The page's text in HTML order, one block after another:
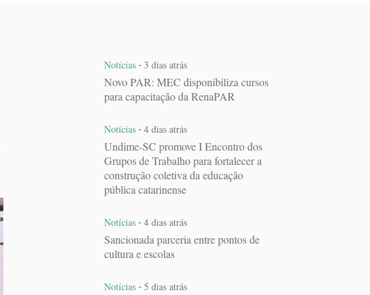
Notícias - 3 dias atrás
Novo PAR: MEC disponibiliza cursos
para capacitação da RenaPAR
Notícias - 4 dias atrás
Undime-SC promove I Encontro dos
Grupos de Trabalho para fortalecer a
construção coletiva da educação
pública catarinense
Notícias - 4 dias atrás
Sancionada parceria entre pontos de
cultura e escolas
Notícias - 5 dias atrás